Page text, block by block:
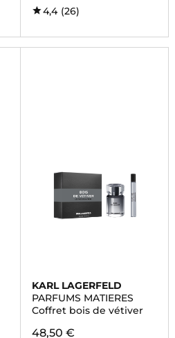
4,4 (26)
KARL LAGERFELD
PARFUMS MATIERES
Coffret bois de vétiver
48,50 €